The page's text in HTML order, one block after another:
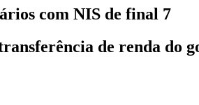
com NIS de final 7
de renda do